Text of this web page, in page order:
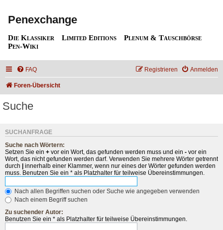
Penexchange
Die Klassiker Limited Editions
Plenum & Tauschbörse
Pen-Wiki
FAQ Anmelden
Registrieren
Foren-Übersicht
Suche
SUCHANFRAGE
Suche nach Wörtern:
Setzen Sie ein + vor ein Wort, das gefunden werden muss und ein - vor ein
Wort, das nicht gefunden werden darf. Verwenden Sie mehrere Wörter getrennt
durch | innerhalb einer Klammer, wenn nur eines der Wörter gefunden werden
muss. Benutzen Sie ein * als Platzhalter für teilweise Übereinstimmungen.
Nach allen Begriffen suchen oder Suche wie angegeben verwenden
Nach einem Begriff suchen
Zu suchender Autor:
Benutzen Sie ein * als Platzhalter für teilweise Übereinstimmungen.